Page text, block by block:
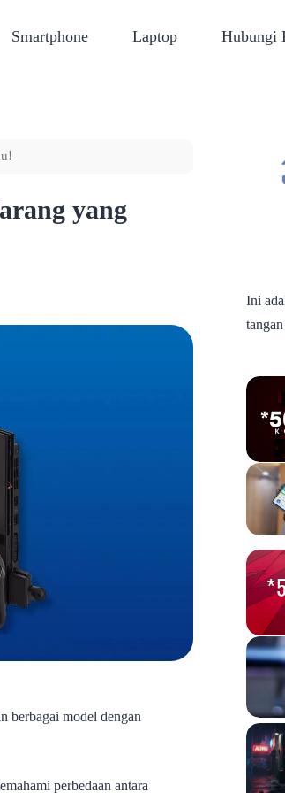
Smartphone Laptop Hubungi
yang
berbagai model dengan
perbedaan antara
Ini